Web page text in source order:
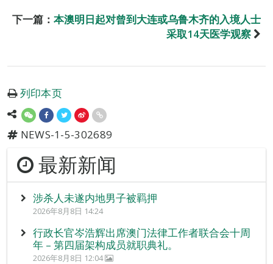
下一篇： 本澳明日起对曾到大连或乌鲁木齐的入境人士
采取14天医学观察
列印本页
NEWS-1-5-302689
最新新闻
涉杀人未遂内地男子被羁押
2026年8月8日 14:24
行政长官岑浩辉出席澳门法律工作者联合会十周
年 – 第四届架构成员就职典礼。
2026年8月8日 12:04